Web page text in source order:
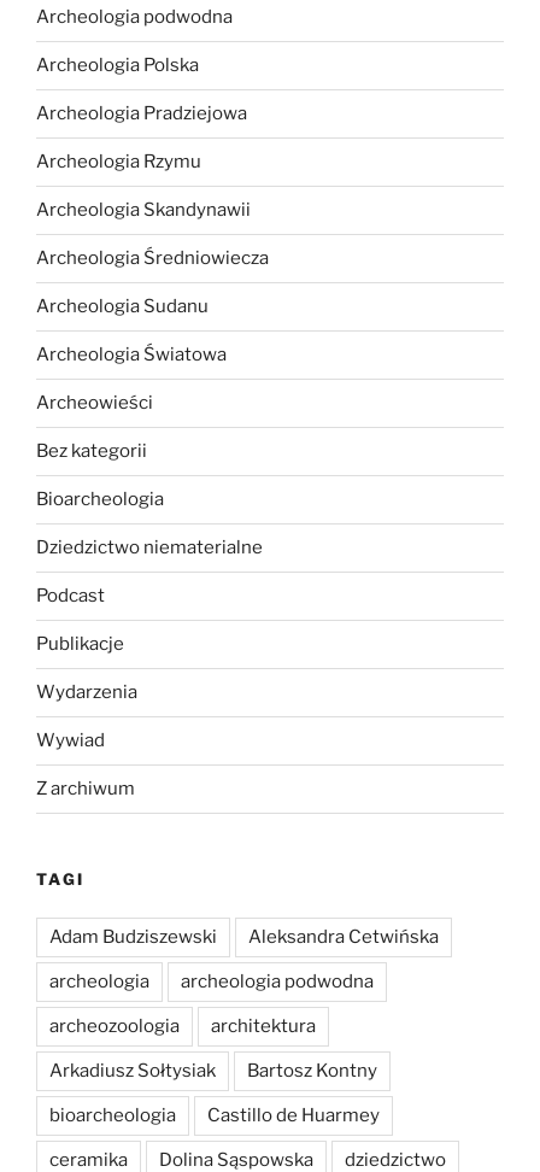
Archeologia podwodna
Archeologia Polska
Archeologia Pradziejowa
Archeologia Rzymu
Archeologia Skandynawii
Archeologia Średniowiecza
Archeologia Sudanu
Archeologia Światowa
Archeowieści
Bez kategorii
Bioarcheologia
Dziedzictwo niematerialne
Podcast
Publikacje
Wydarzenia
Wywiad
Z archiwum
TAGI
Adam Budziszewski Aleksandra Cetwińska
archeologia archeologia podwodna
archeozoologia architektura
Arkadiusz Sołtysiak Bartosz Kontny
bioarcheologia Castillo de Huarmey
ceramika Dolina Sąspowska dziedzictwo